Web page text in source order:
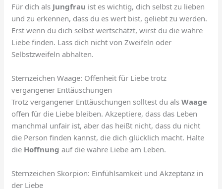
Für dich als Jungfrau ist es wichtig, dich selbst zu lieben
und zu erkennen, dass du es wert bist, geliebt zu werden.
Erst wenn du dich selbst wertschätzt, wirst du die wahre
Liebe finden. Lass dich nicht von Zweifeln oder
Selbstzweifeln abhalten.
Sternzeichen Waage: Offenheit für Liebe trotz
vergangener Enttäuschungen
Trotz vergangener Enttäuschungen solltest du alsWaage
offen für die Liebe bleiben. Akzeptiere, dass das Leben
manchmal unfair ist, aber das heißt nicht, dass du nicht
die Person finden kannst, die dich glücklich macht. Halte
die Hoffnung auf die wahre Liebe am Leben.
Sternzeichen Skorpion: Einfühlsamkeit und Akzeptanz in
der Liebe